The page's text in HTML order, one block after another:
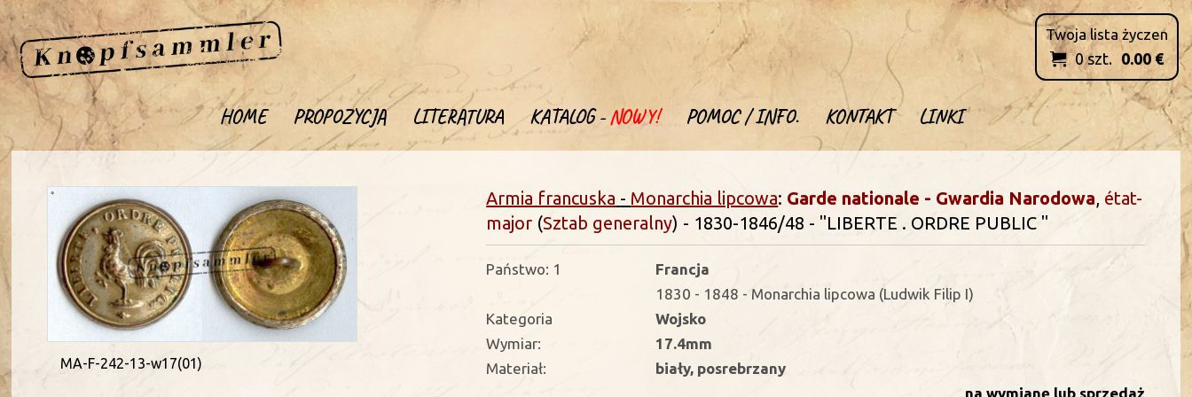
HOME PROPOZYCJA LITERATURA KATALOG -NOWY! POMOC / INFO. KONTAKT LINKI
Twoja lista życzen
 0szt. 0.00 €
MA-F-242-13-w17(01)
Armia francuska - Monarchia lipcowa: Garde nationale - Gwardia Narodowa, état-
major (Sztab generalny) - 1830-1846/48 - "LIBERTE . ORDRE PUBLIC "
Państwo: 1
Francja
1830 - 1848 - Monarchia lipcowa (Ludwik Filip I)
Kategoria
Wojsko
Wymiar:
17.4mm
Materiał:
biały, posrebrzany
na wymianę lub sprzedaż